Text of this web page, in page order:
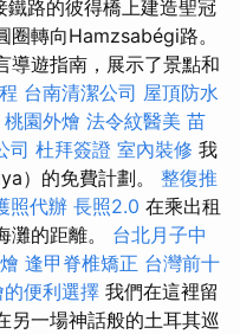
路的彼得橋上建造聖冠
圈轉向Hamzsabégi路。
導遊指南，展示了景點和
台南清潔公司 屋頂防水
桃園外燴 法令紋醫美 苗
司 杜拜簽證 室內裝修 我
）的免費計劃。 整復推
照代辦 長照2.0 在乘出租
灘的距離。 台北月子中
逢甲脊椎矯正 台灣前十
便利選擇 我們在這裡留
另一場神話般的土耳其巡